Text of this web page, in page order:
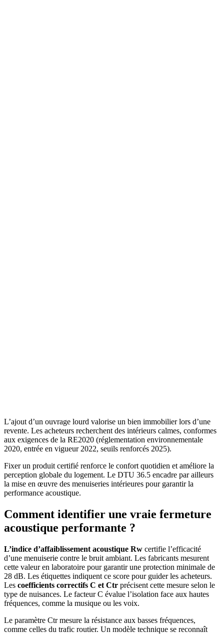
L’ajout d’un ouvrage lourd valorise un bien immobilier lors d’une
revente. Les acheteurs recherchent des intérieurs calmes, conformes
aux exigences de la RE2020 (réglementation environnementale
2020, entrée en vigueur 2022, seuils renforcés 2025).
Fixer un produit certifié renforce le confort quotidien et améliore la
perception globale du logement. Le DTU 36.5 encadre par ailleurs
la mise en œuvre des menuiseries intérieures pour garantir la
performance acoustique.
Comment identifier une vraie fermeture
acoustique performante ?
L’indice d’affaiblissement acoustique Rw certifie l’efficacité
d’une menuiserie contre le bruit ambiant. Les fabricants mesurent
cette valeur en laboratoire pour garantir une protection minimale de
28 dB. Les étiquettes indiquent ce score pour guider les acheteurs.
Les coefficients correctifs C et Ctr précisent cette mesure selon le
type de nuisances. Le facteur C évalue l’isolation face aux hautes
fréquences, comme la musique ou les voix.
Le paramètre Ctr mesure la résistance aux basses fréquences,
comme celles du trafic routier. Un modèle technique se reconnaît